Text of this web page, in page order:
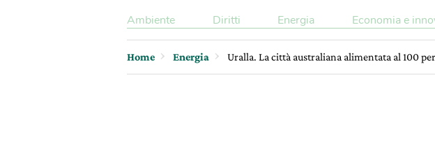
Ambiente Diritti Energia Economia e
Home Energia Uralla. La città australiana alimentata al 100